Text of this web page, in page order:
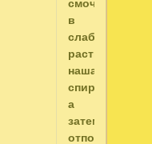
в
слабом
растворе
нашатырного
спирта,
а
затем
отполируйте